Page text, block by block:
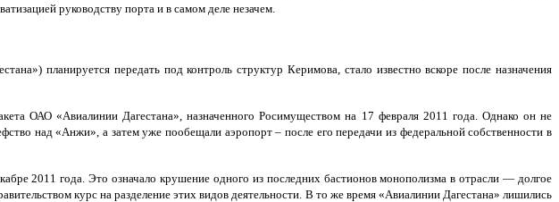
руководству порта и в самом деле незачем.
планируется передать под контроль структур Керимова, стало известно вскоре после назначения
ОАО «Авиалинии Дагестана», назначенного Росимуществом на 17 февраля 2011 года. Однако он не
над «Анжи», а затем уже пообещали аэропорт – после его передачи из федеральной собственности в
2011 года. Это означало крушение одного из последних бастионов монополизма в отрасли — долгое
курс на разделение этих видов деятельности. В то же время «Авиалинии Дагестана» лишились